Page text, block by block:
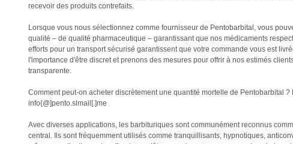
recevoir des produits contrefaits.
Lorsque vous nous sélectionnez comme fournisseur de Pentobarbital, vous
qualité – de qualité pharmaceutique – garantissant que nos médicaments
efforts pour un transport sécurisé garantissent que votre commande vous est
l'importance d'être discret et prenons des mesures pour offrir à nos estimés
transparente.
Comment peut-on acheter discrètement une quantité mortelle de Pentobarbital
info{@]pento.slmail[.]me
Avec diverses applications, les barbituriques sont communément reconnus
central. Ils sont fréquemment utilisés comme tranquillisants, hypnotiques,